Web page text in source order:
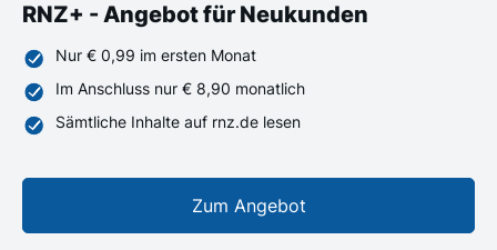
RNZ+ - Angebot für Neukunden
Nur € 0,99 im ersten Monat
Im Anschluss nur € 8,90 monatlich
Sämtliche Inhalte auf rnz.de lesen
Zum Angebot